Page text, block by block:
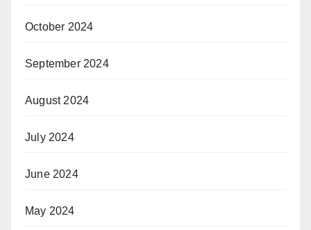
October 2024
September 2024
August 2024
July 2024
June 2024
May 2024